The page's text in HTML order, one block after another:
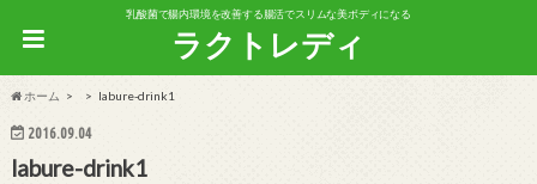
乳酸菌で腸内環境を改善する腸活でスリムな美ボディになる
ラクトレディ
ホーム labure-drink1
2016.09.04
labure-drink1